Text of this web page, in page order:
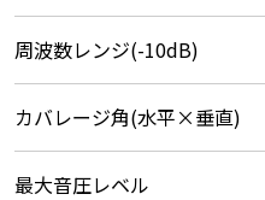
周波数レンジ(-10dB)
カバレージ角(水平×垂直)
最大音圧レベル